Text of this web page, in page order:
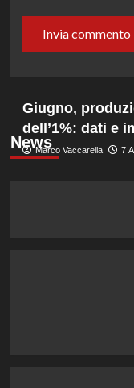
News
Giugno,
dell’1%: dati e
Marco Vaccarella 7